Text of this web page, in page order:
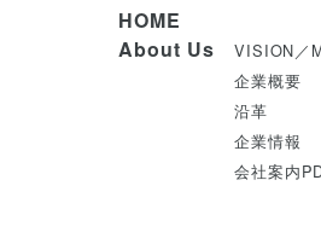
HOME
About Us
VISION／
企業概要
沿革
企業情報
会社案内